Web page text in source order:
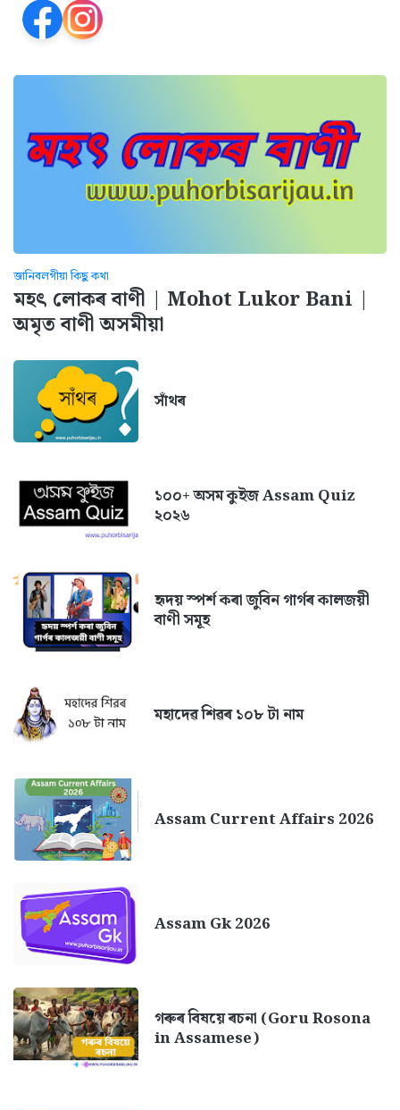
জানিবলগীয়া কিছু কথা
মহৎ লোকৰ বাণী | Mohot Lukor Bani |
অমৃত বাণী অসমীয়া
সাঁথৰ
১০০+ অসম কুইজ Assam Quiz
২০২৬
হৃদয় স্পৰ্শ কৰা জুবিন গাৰ্গৰ কালজয়ী
বাণী সমূহ
মহাদেৱ শিৱৰ ১০৮ টা নাম
Assam Current Affairs 2026
Assam Gk 2026
গৰুৰ বিষয়ে ৰচনা (Goru Rosona
in Assamese)